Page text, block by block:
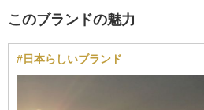
このブランドの魅力
#日本らしいブランド